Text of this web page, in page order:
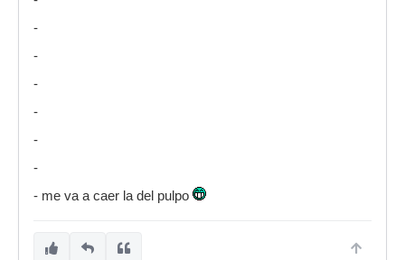
-
-
-
-
-
-
- me va a caer la del pulpo